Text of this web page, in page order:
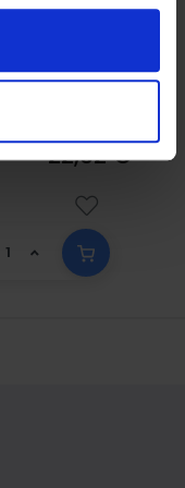
Registarski
22,32 €